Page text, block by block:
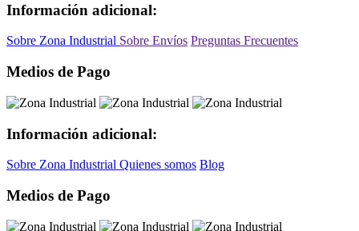
Información adicional:
Sobre Zona Industrial Sobre Envíos Preguntas Frecuentes
Medios de Pago
Información adicional:
Sobre Zona Industrial Quienes somos Blog
Medios de Pago